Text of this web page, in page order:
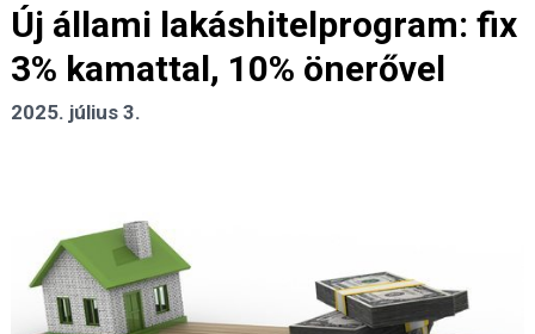
Új állami lakáshitelprogram: fix
3% kamattal, 10% önerővel
2025. július 3.